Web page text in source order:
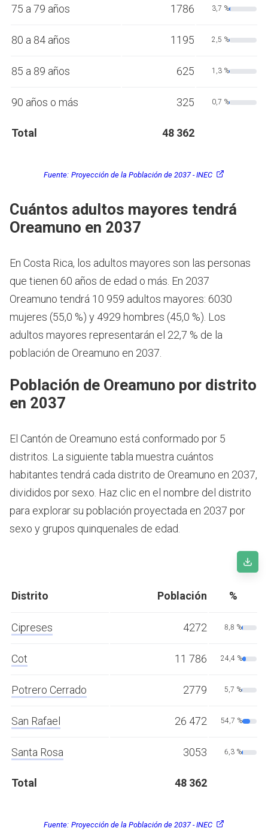
75 a 79 años 1786 3,7 %
80 a 84 años 1195 2,5 %
85 a 89 años 625 1,3 %
90 años o más 325 0,7 %
Total 48 362
Fuente: Proyección de la Población de 2037 - INEC
Cuántos adultos mayores tendrá
Oreamuno en 2037
En Costa Rica, los adultos mayores son las personas
que tienen 60 años de edad o más. En 2037
Oreamuno tendrá 10 959 adultos mayores: 6030
mujeres (55,0 %) y 4929 hombres (45,0 %). Los
adultos mayores representarán el 22,7 % de la
población de Oreamuno en 2037.
Población de Oreamuno por distrito
en 2037
El Cantón de Oreamuno está conformado por 5
distritos. La siguiente tabla muestra cuántos
habitantes tendrá cada distrito de Oreamuno en 2037,
divididos por sexo. Haz clic en el nombre del distrito
para explorar su población proyectada en 2037 por
sexo y grupos quinquenales de edad.
Distrito Población %
Cipreses 4272 8,8 %
Cot 11 786 24,4 %
Potrero Cerrado 2779 5,7 %
San Rafael 26 472 54,7 %
Santa Rosa 3053 6,3 %
Total 48 362
Fuente: Proyección de la Población de 2037 - INEC